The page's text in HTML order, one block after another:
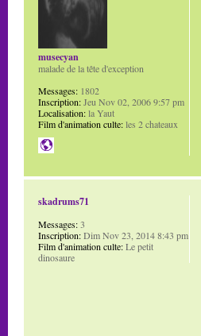
musecyan
malade de la tête d'exception
Messages: 1802
Inscription:Jeu Nov 02, 2006 9:57 pm
Localisation:la Yaut
Film d'animation culte:les 2 chateaux
skadrums71
Messages:3
Inscription:Dim Nov 23, 2014 8:43 pm
Film d'animation culte:Le petit
dinosaure